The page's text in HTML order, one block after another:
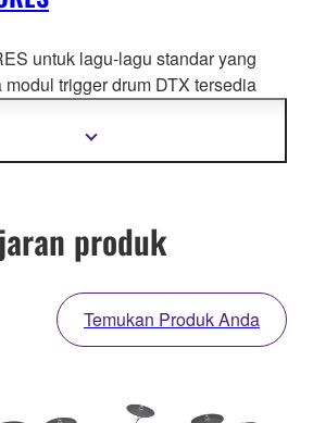
untuk lagu-lagu standar yang
modul trigger drum DTX tersedia
berguna untuk drummer dan
drum elektronik DTX.
Tampilkan
produk
Temukan Produk Anda